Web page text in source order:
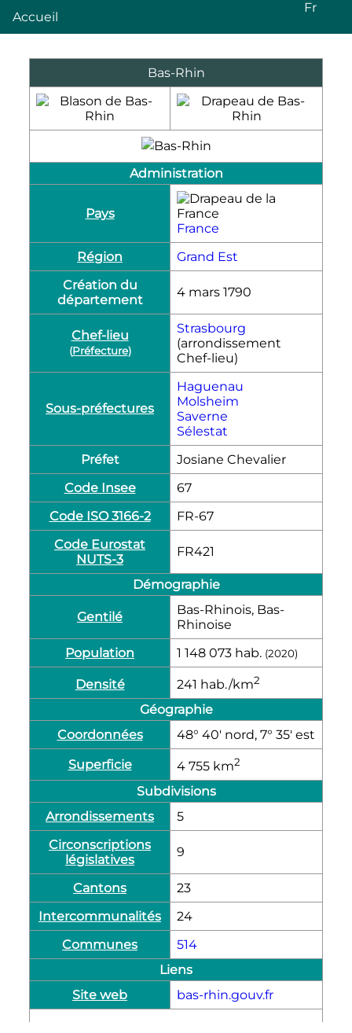
Accueil
Fr
Bas-Rhin
Administration
Pays
France
Région
Grand Est
Création du
département
4 mars 1790
Chef-lieu
(Préfecture)
Strasbourg
(arrondissement
Chef-lieu)
Sous-préfectures
Haguenau
Molsheim
Saverne
Sélestat
Préfet
Josiane Chevalier
Code Insee
67
Code ISO 3166-2
FR-67
Code Eurostat
NUTS-3
FR421
Démographie
Gentilé
Bas-Rhinois, Bas-
Rhinoise
Population
1 148 073 hab. (2020)
Densité 241 hab./km2
Géographie
Coordonnées
48° 40′ nord, 7° 35′ est
Superficie
4 755 km2
Subdivisions
Arrondissements
5
Circonscriptions
législatives
9
Cantons
23
Intercommunalités
24
Communes
514
Liens
Site web
bas-rhin.gouv.fr